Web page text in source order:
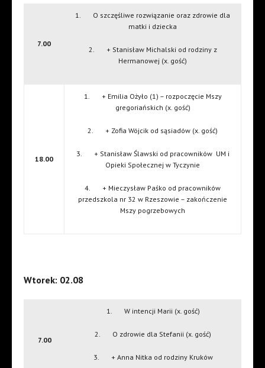
7.00
1. O szczęśliwe rozwiązanie oraz zdrowie dla
matki i dziecka
2. + Stanisław Michalski od rodziny z
Hermanowej (x. gość)
18.00
1. + Emilia Ożyło (1) – rozpoczęcie Mszy
gregoriańskich (x. gość)
2. + Zofia Wójcik od sąsiadów (x. gość)
3. + Stanisław Ślawski od pracowników UM i
Opieki Społecznej w Tyczynie
4. + Mieczysław Paśko od pracowników
przedszkola nr 32 w Rzeszowie – zakończenie
Mszy pogrzebowych
Wtorek: 02.08
7.00
1. W intencji Marii (x. gość)
2. O zdrowie dla Stefanii (x. gość)
3. + Anna Nitka od rodziny Kruków